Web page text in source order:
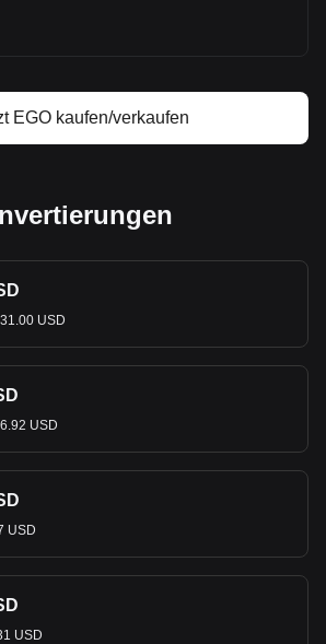
EGO kaufen/verkaufen
USD
USD
USD
USD